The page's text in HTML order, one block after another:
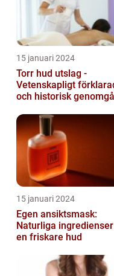
15 januari 2024
Torr hud utslag -
Vetenskapligt
och historisk
15 januari 2024
Egen ansiktsmask:
Naturliga
en friskare hud